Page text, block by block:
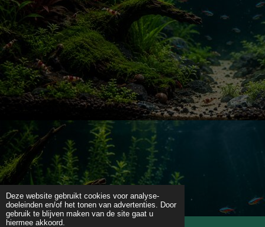
Deze website gebruikt cookies voor analyse-
doeleinden en/of het tonen van advertenties. Door
gebruik te blijven maken van de site gaat u
hiermee akkoord.